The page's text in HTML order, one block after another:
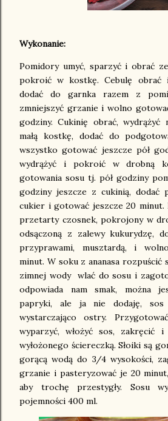
Wykonanie:
Pomidory umyć, sparzyć i obrać
pokroić w kostkę. Cebulę
dodać do garnka razem z
zmniejszyć grzanie i wolno
godziny. Cukinię obrać,
małą kostkę, dodać do
wszystko gotować jeszcze pół
wydrążyć i pokroić w drobną
gotowania sosu tj. pół godziny
godziny jeszcze z cukinią, dodać
cukier i gotować jeszcze 20 minut.
przetarty czosnek, pokrojony w
odsączoną z zalewy kukurydzę,
przyprawami, musztardą, i
minut. W soku z ananasa rozpuścić
zimnej wody wlać do sosu i
odpowiada nam smak, można
papryki, ale ja nie dodaję,
wystarczająco ostry.
wyparzyć, włożyć sos, zakręcić
wyłożonego ściereczką. Słoiki są
gorącą wodą do 3/4 wysokości,
grzanie i pasteryzować je 20
aby trochę przestygły. Sosu
pojemności 400 ml.